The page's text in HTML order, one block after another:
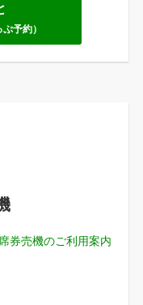
予約）
券売機のご利用案内